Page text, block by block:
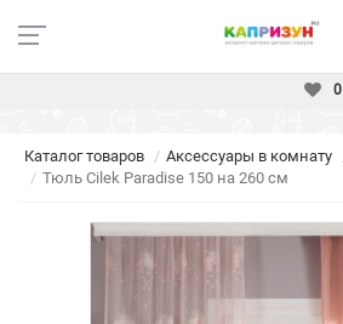
0
Каталог товаров Аксессуары в комнату
Тюль Cilek Paradise 150 на 260 см